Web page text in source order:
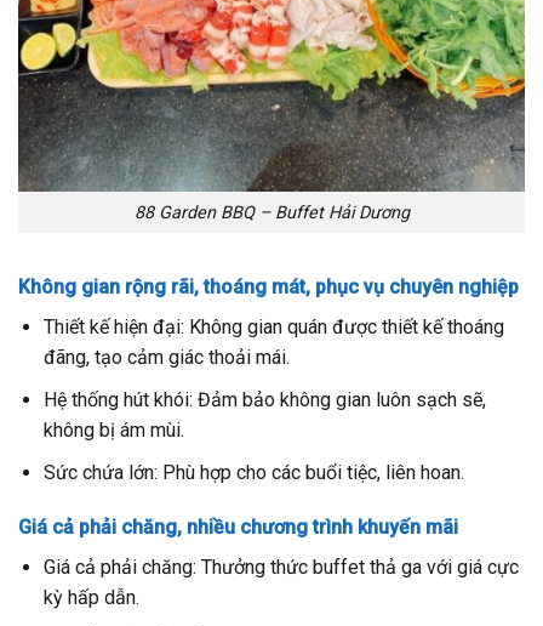
88 Garden BBQ – Buffet Hải Dương
Không gian rộng rãi, thoáng mát, phục vụ chuyên nghiệp
Thiết kế hiện đại: Không gian quán được thiết kế thoáng
đãng, tạo cảm giác thoải mái.
Hệ thống hút khói: Đảm bảo không gian luôn sạch sẽ,
không bị ám mùi.
Sức chứa lớn: Phù hợp cho các buổi tiệc, liên hoan.
Giá cả phải chăng, nhiều chương trình khuyến mãi
Giá cả phải chăng: Thưởng thức buffet thả ga với giá cực
kỳ hấp dẫn.